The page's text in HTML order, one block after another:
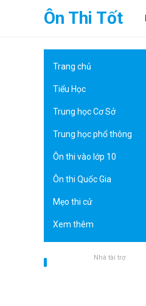
Ôn Thi Tốt
Trang chủ
Tiểu Học
Trung học Cơ Sở
Trung học phổ thông
Ôn thi vào lớp 10
Ôn thi Quốc Gia
Mẹo thi cử
Xem thêm
Nhà tài trợ